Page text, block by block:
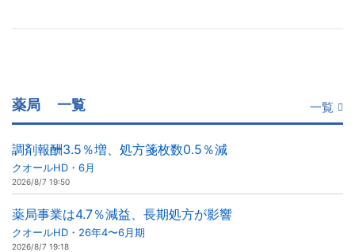
薬局 一覧 一覧
調剤報酬3.5％増、処方箋枚数0.5％減
クオールHD・6月
2026/8/7 19:50
薬局事業は4.7％減益、長期処方が影響
クオールHD・26年4〜6月期
2026/8/7 19:18